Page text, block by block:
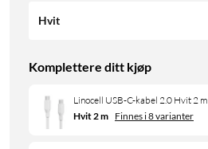
Hvit
Komplettere ditt kjøp
Linocell USB-C-kabel 2.0 Hvit 2 m
Hvit 2 m Finnes i 8 varianter